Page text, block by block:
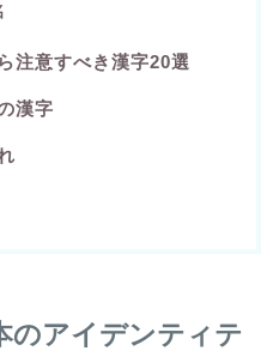
注意すべき漢字20選
漢字
れ
のアイデンティテ